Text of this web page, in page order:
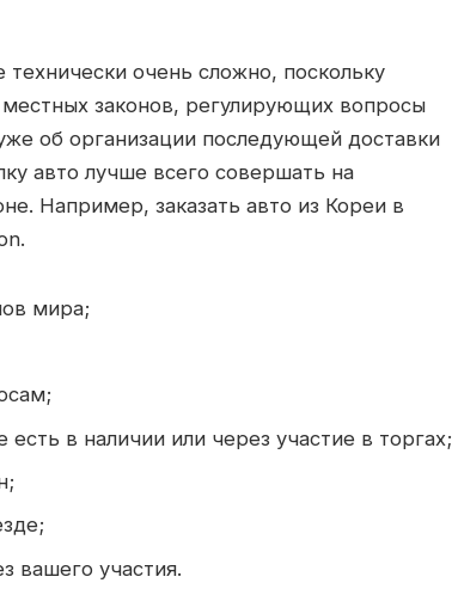
очень сложно, поскольку
законов, регулирующих вопросы
об организации последующей доставки
авто лучше всего совершать на
Например, заказать авто из Кореи в
мира;
в наличии или через участие в торгах;
вашего участия.